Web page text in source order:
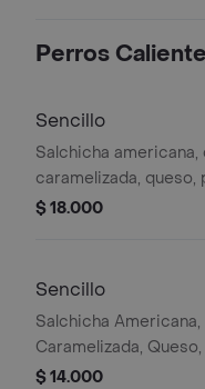
Perros
Sencillo
Salchicha americana,
caramelizada, queso,
salsas.
$ 18.000
Sencillo
Salchicha Americana,
Caramelizada,
Salsas
$ 14.000